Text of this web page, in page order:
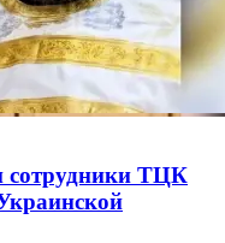
сотрудники ТЦК